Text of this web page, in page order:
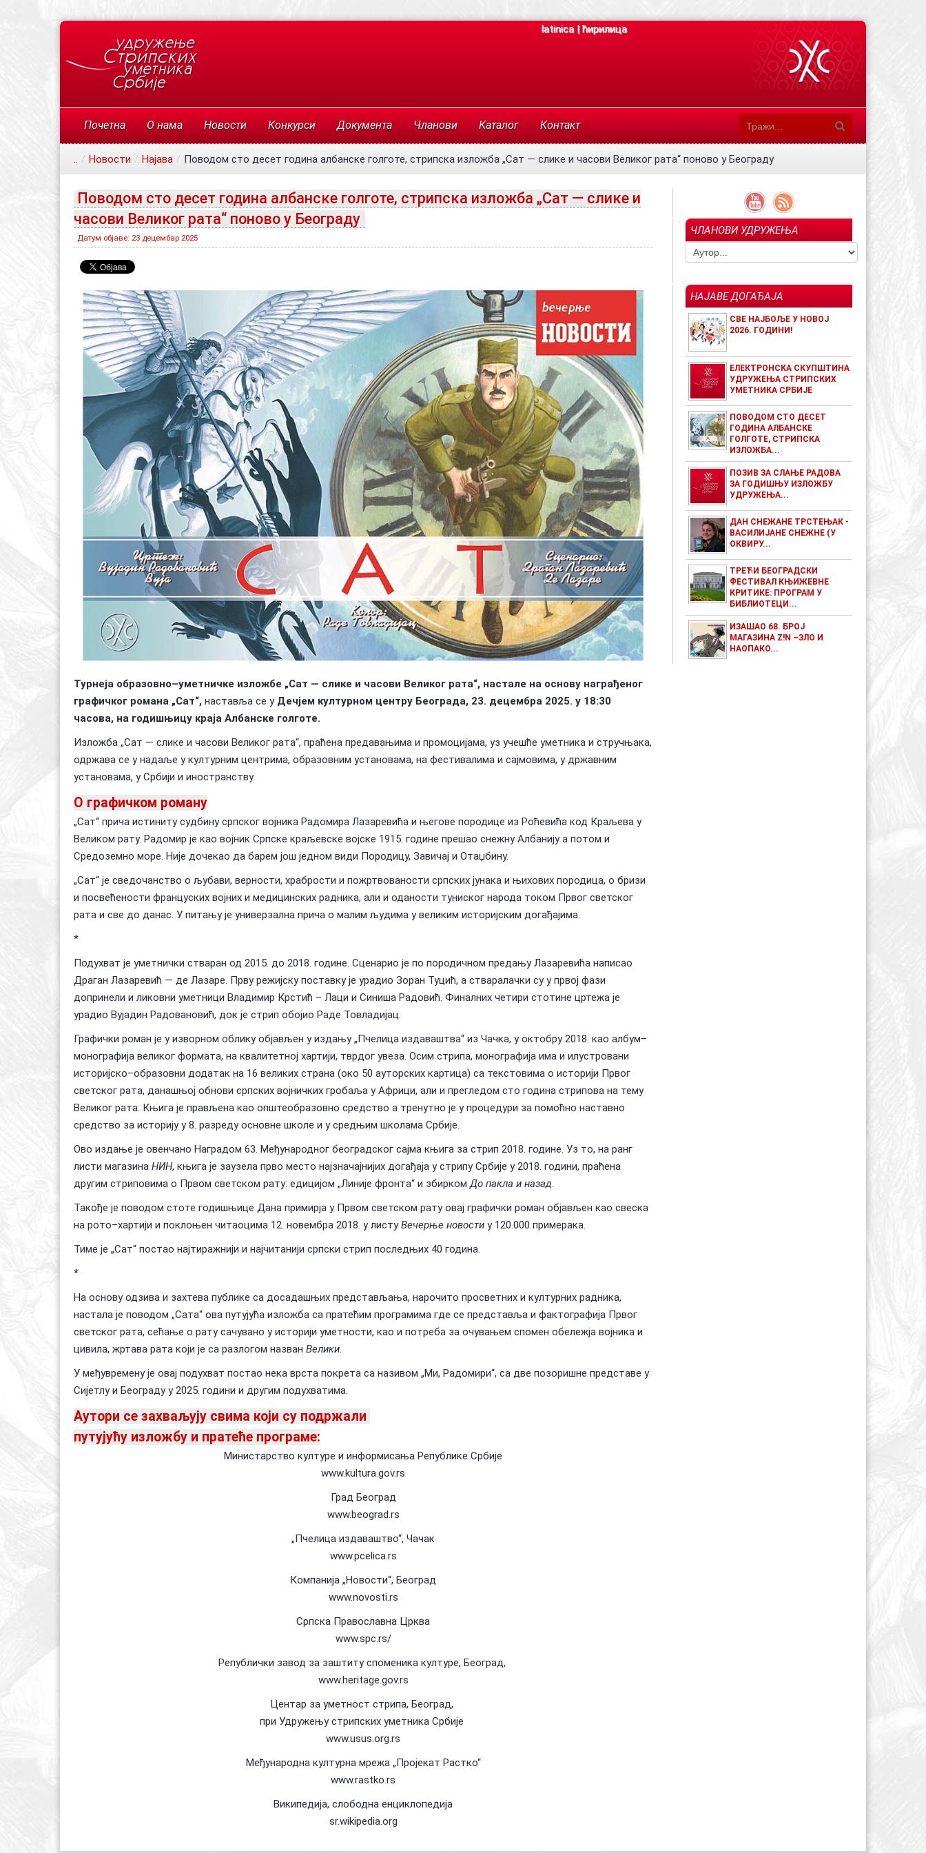
latinica|ћирилица
Почетна О нама Новости Конкурси Документа Чланови Каталог Контакт
.. / Новости / Најава / Поводом сто десет година албанске голготе, стрипска изложба „Сат — слике и часови Великог рата“ поново у Београду
Поводом сто десет година албанске голготе, стрипска изложба „Сат — слике и
часови Великог рата“ поново у Београду
Датум објаве: 23 децембар 2025
Турнеја образовно–уметничке изложбе „Сат — слике и часови Великог рата“, настале на основу награђеног
графичког романа „Сат“, наставља се у Дечјем културном центру Београда, 23. децембра 2025. у 18:30
часова, на годишњицу краја Албанске голготе.
Изложба „Сат — слике и часови Великог рата“, праћена предавањима и промоцијама, уз учешће уметника и стручњака,
одржава се у надаље у културним центрима, образовним установама, на фестивалима и сајмовима, у државним
установама, у Србији и иностранству.
О графичком роману
„Сат“ прича истиниту судбину српског војника Радомира Лазаревића и његове породице из Роћевића код Краљева у
Великом рату. Радомир је као војник Српске краљевске војске 1915. године прешао снежну Албанију а потом и
Средоземно море. Није дочекао да барем још једном види Породицу, Завичај и Отаџбину.
„Сат“ је сведочанство о љубави, верности, храбрости и пожртвованости српских јунака и њихових породица, о бризи
и посвећености француских војних и медицинских радника, али и оданости туниског народа током Првог светског
рата и све до данас. У питању је универзална прича о малим људима у великим историјским догађајима.
*
Подухват је уметнички стваран од 2015. до 2018. године. Сценарио је по породичном предању Лазаревића написао
Драган Лазаревић — де Лазаре. Прву режијску поставку је урадио Зоран Туцић, а стваралачки су у првој фази
допринели и ликовни уметници Владимир Крстић – Лаци и Синиша Радовић. Финалних четири стотине цртежа је
урадио Вујадин Радовановић, док је стрип обојио Раде Товладијац.
Графички роман је у изворном облику објављен у издању „Пчелица издаваштва“ из Чачка, у октобру 2018. као албум–
монографија великог формата, на квалитетној хартији, тврдог увеза. Осим стрипа, монографија има и илустровани
историјско–образовни додатак на 16 великих страна (око 50 ауторских картица) са текстовима о историји Првог
светског рата, данашњој обнови српских војничких гробаља у Африци, али и прегледом сто година стрипова на тему
Великог рата. Књига је прављена као општеобразовно средство а тренутно је у процедури за помоћно наставно
средство за историју у 8. разреду основне школе и у средњим школама Србије.
Ово издање је овенчано Наградом 63. Међународног београдског сајма књига за стрип 2018. године. Уз то, на ранг
листи магазина НИН, књига је заузела прво место најзначајнијих догађаја у стрипу Србије у 2018. години, праћена
другим стриповима о Првом светском рату: едицијом „Линије фронта“ и збиркомДо пакла и назад.
Такође је поводом стоте годишњице Дана примирја у Првом светском рату овај графички роман објављен као свеска
на рото–хартији и поклоњен читаоцима 12. новембра 2018. у листуВечерње новости у 120.000 примерака.
Тиме је „Сат“ постао најтиражнији и најчитанији српски стрип последњих 40 година.
*
На основу одзива и захтева публике са досадашњих представљања, нарочито просветних и културних радника,
настала је поводом „Сата“ ова путујућа изложба са пратећим програмима где се представља и фактографија Првог
светског рата, сећање о рату сачувано у историји уметности, као и потреба за очувањем спомен обележја војника и
цивила, жртава рата који је са разлогом назван Велики.
У међувремену је овај подухват постао нека врста покрета са називом „Ми, Радомири“, са две позоришне представе у
Сијетлу и Београду у 2025. години и другим подухватима.
Аутори се захваљују свима који су подржали
путујућу изложбу и пратеће програме:
Министарство културе и информисања Републике Србије
www.kultura.gov.rs
Град Београд
www.beograd.rs
„Пчелица издаваштво“, Чачак
www.pcelica.rs
Компанија „Новости“, Београд
www.novosti.rs
Српска Православна Црква
www.spc.rs/
Републички завод за заштиту споменика културе, Београд,
www.heritage.gov.rs
Центар за уметност стрипа, Београд,
при Удружењу стрипских уметника Србије
www.usus.org.rs
Међународна културна мрежа „Пројекат Растко“
www.rastko.rs
Википедија, слободна енциклопедија
sr.wikipedia.org
ЧЛАНОВИ УДРУЖЕЊА
НАЈАВЕ ДОГАЂАЈА
СВЕ НАЈБОЉЕ У НОВОЈ
2026. ГОДИНИ!
ЕЛЕКТРОНСКА СКУПШТИНА
УДРУЖЕЊА СТРИПСКИХ
УМЕТНИКА СРБИЈЕ
ПОВОДОМ СТО ДЕСЕТ
ГОДИНА АЛБАНСКЕ
ГОЛГОТЕ, СТРИПСКА
ИЗЛОЖБА...
ПОЗИВ ЗА СЛАЊЕ РАДОВА
ЗА ГОДИШЊУ ИЗЛОЖБУ
УДРУЖЕЊА...
ДАН СНЕЖАНЕ ТРСТЕЊАК -
ВАСИЛИЈАНЕ СНЕЖНЕ (У
ОКВИРУ...
ТРЕЋИ БЕОГРАДСКИ
ФЕСТИВАЛ КЊИЖЕВНЕ
КРИТИКЕ: ПРОГРАМ У
БИБЛИОТЕЦИ...
ИЗАШАО 68. БРОЈ
МАГАЗИНА Z!N –ЗЛО И
НАОПАКО...